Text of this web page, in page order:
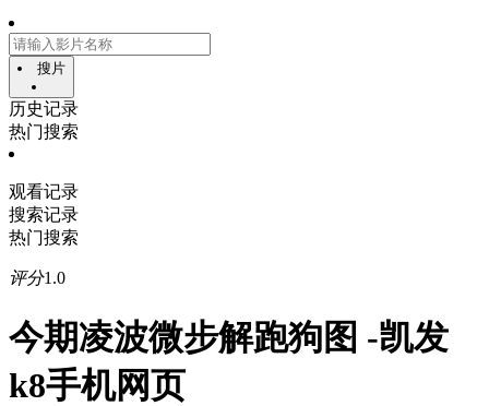
搜片
历史记录
热门搜索
观看记录
搜索记录
热门搜索
评分1.0
今期凌波微步解跑狗图 -凯发
k8手机网页